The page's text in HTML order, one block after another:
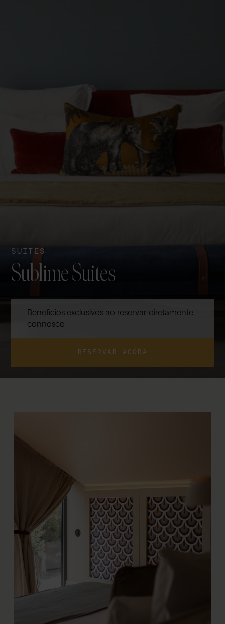
SUITES
Sublime Suites
Benefícios exclusivos ao reservar diretamente
connosco
RESERVAR AGORA